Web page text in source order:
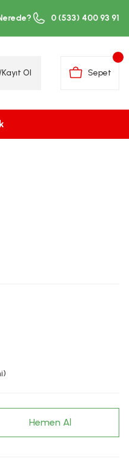
0 (533) 400 93 91
Kayıt Ol Sepet
Hemen Al